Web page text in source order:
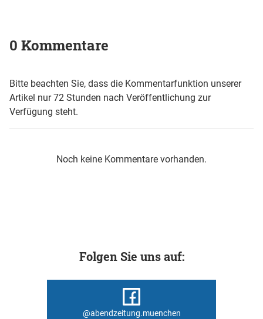
0 Kommentare
Bitte beachten Sie, dass die Kommentarfunktion unserer
Artikel nur 72 Stunden nach Veröffentlichung zur
Verfügung steht.
Noch keine Kommentare vorhanden.
Folgen Sie uns auf:
@abendzeitung.muenchen